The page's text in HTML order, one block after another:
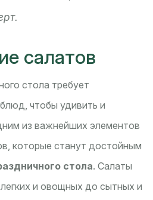
салатов
стола требует
чтобы удивить и
из важнейших элементов
которые станут достойным
стола. Салаты
и овощных до сытных и